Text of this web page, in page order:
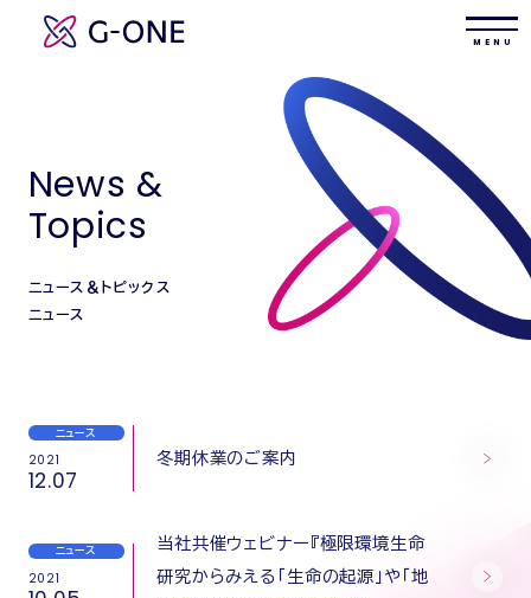
M E N U
News &
Topics
ニュース＆トピックス
ニュース
ニュース
2021
12.07
冬期休業のご案内
ニュース
2021
当社共催ウェビナー『極限環境生命
研究からみえる「生命の起源」や「地